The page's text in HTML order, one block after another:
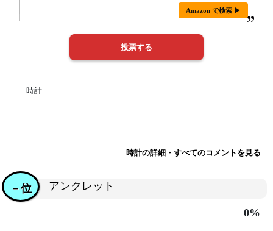
Amazon で検索 ▶
時計
時計の詳細・すべてのコメントを見る
アンクレット
－位
0%